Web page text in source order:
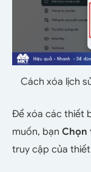
Cách xóa lịch
Để xóa các thiết
muốn, bạn Chọn
truy cập của